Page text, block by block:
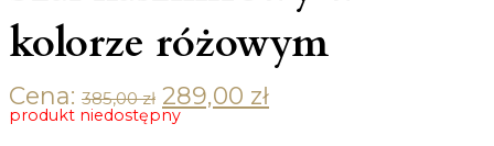
kolorze różowym
Cena: 385,00zł Original price was: 385,00 zł.
289,00 zł
produkt niedostępny